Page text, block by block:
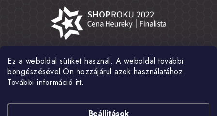
Ez a weboldal sütiket használ. A weboldal további
böngészésével Ön hozzájárul azok használatához.
További információ itt.
Beállítások
Általános szerződési feltételek
Nagykereskedelem
Fotógaléria
Hírek